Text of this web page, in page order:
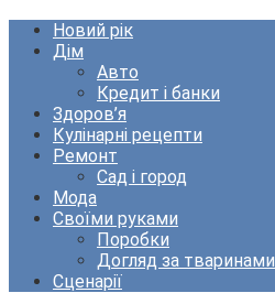
Новий рік
Дім
Авто
Кредит і банки
Здоров’я
Кулінарні рецепти
Ремонт
Сад і город
Мода
Своїми руками
Поробки
Догляд за тваринами
Сценарії